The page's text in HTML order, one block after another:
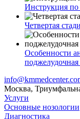
Инструкция
Четвертая
Особенности
поджелудочная
Москва,
Услуги
Основные нозологии
Диагностика